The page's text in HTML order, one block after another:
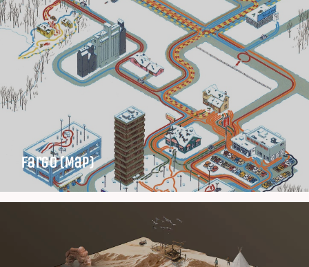
Fargo (Map)